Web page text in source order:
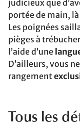
judicieux que
portée de main,
Les poignées
pièges à
l’aide d’une
D’ailleurs, vous
rangement
Tous les